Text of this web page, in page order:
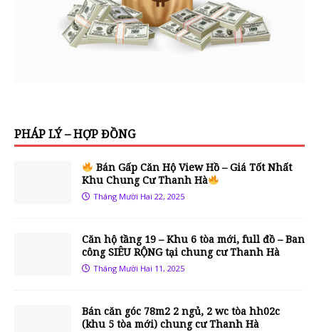
PHÁP LÝ – HỢP ĐỒNG
Bán Gấp Căn Hộ View Hồ – Giá Tốt Nhất
Khu Chung Cư Thanh Hà
Tháng Mười Hai 22, 2025
Căn hộ tầng 19 – Khu 6 tòa mới, full đồ – Ban
công SIÊU RỘNG tại chung cư Thanh Hà
Tháng Mười Hai 11, 2025
Bán căn góc 78m2 2 ngủ, 2 wc tòa hh02c
(khu 5 tòa mới) chung cư Thanh Hà